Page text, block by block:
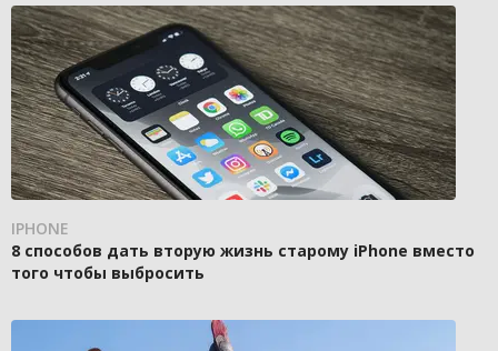
IPHONE
8 способов дать вторую жизнь старому iPhone вместо
того чтобы выбросить